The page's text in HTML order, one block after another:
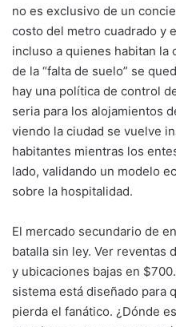
no es exclusivo de un
costo del metro cuadrado y
incluso a quienes habitan la
de la “falta de suelo” se
hay una política de control
seria para los alojamientos
viendo la ciudad se vuelve
habitantes mientras los
lado, validando un modelo
sobre la hospitalidad.
El mercado secundario de
batalla sin ley. Ver reventas
y ubicaciones bajas en
sistema está diseñado para
pierda el fanático. ¿Dónde